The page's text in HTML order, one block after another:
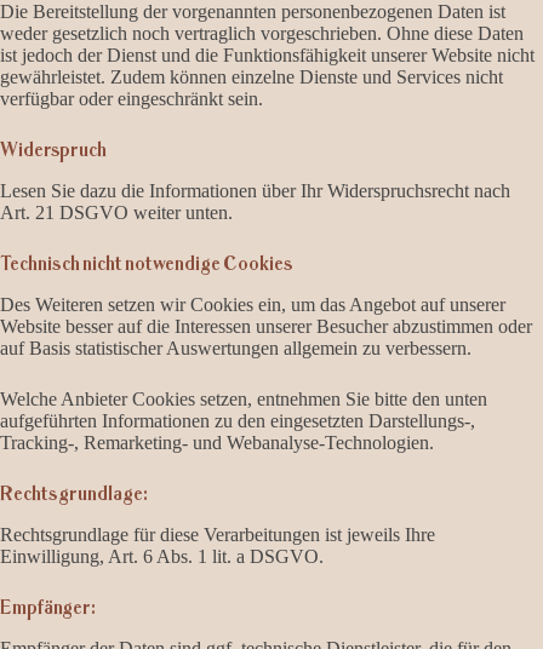
Die Bereitstellung der vorgenannten personenbezogenen Daten ist
weder gesetzlich noch vertraglich vorgeschrieben. Ohne diese Daten
ist jedoch der Dienst und die Funktionsfähigkeit unserer Website nicht
gewährleistet. Zudem können einzelne Dienste und Services nicht
verfügbar oder eingeschränkt sein.
Widerspruch
Lesen Sie dazu die Informationen über Ihr Widerspruchsrecht nach
Art. 21 DSGVO weiter unten.
Technisch nicht notwendige Cookies
Des Weiteren setzen wir Cookies ein, um das Angebot auf unserer
Website besser auf die Interessen unserer Besucher abzustimmen oder
auf Basis statistischer Auswertungen allgemein zu verbessern.
Welche Anbieter Cookies setzen, entnehmen Sie bitte den unten
aufgeführten Informationen zu den eingesetzten Darstellungs-,
Tracking-, Remarketing- und Webanalyse-Technologien.
Rechtsgrundlage:
Rechtsgrundlage für diese Verarbeitungen ist jeweils Ihre
Einwilligung, Art. 6 Abs. 1 lit. a DSGVO.
Empfänger: